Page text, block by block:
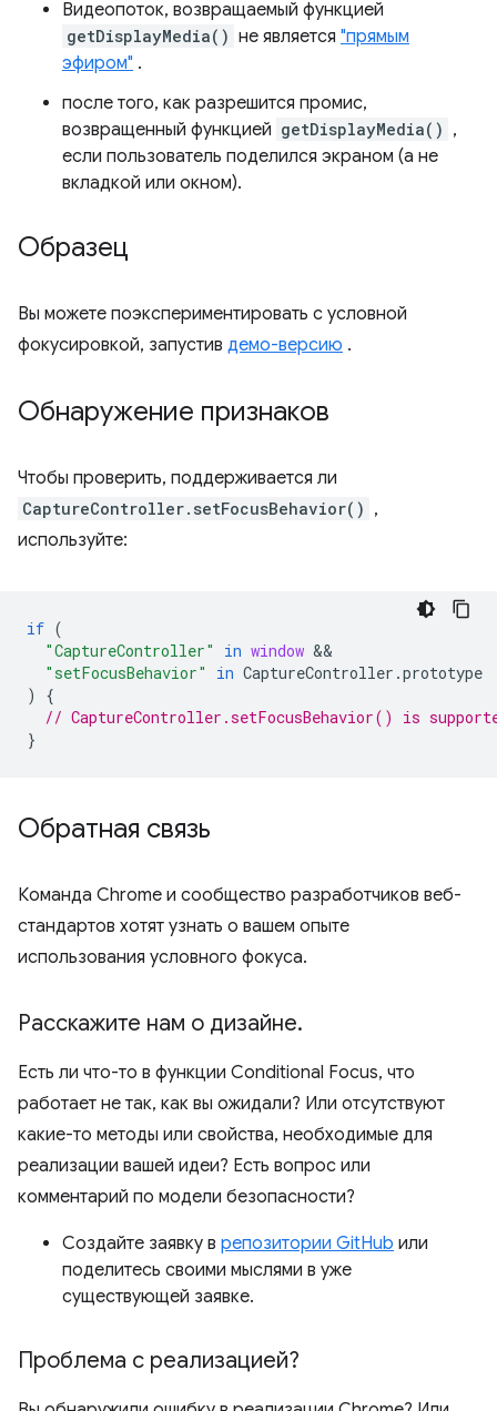
Видеопоток, возвращаемый функцией
getDisplayMedia() не является "прямым
эфиром" .
после того, как разрешится промис,
возвращенный функцией getDisplayMedia() ,
если пользователь поделился экраном (а не
вкладкой или окном).
Образец
Вы можете поэкспериментировать с условной
фокусировкой, запустив демо-версию .
Обнаружение признаков
Чтобы проверить, поддерживается ли
CaptureController.setFocusBehavior() ,
используйте:
if (
"CaptureController"
in window
"setFocusBehavior"
in CaptureController .prototype
)
{
// CaptureController.setFocusBehavior() is
}
Обратная связь
Команда Chrome и сообщество разработчиков веб-
стандартов хотят узнать о вашем опыте
использования условного фокуса.
Расскажите нам о дизайне.
Есть ли что-то в функции Conditional Focus, что
работает не так, как вы ожидали? Или отсутствуют
какие-то методы или свойства, необходимые для
реализации вашей идеи? Есть вопрос или
комментарий по модели безопасности?
Создайте заявку в репозитории GitHub или
поделитесь своими мыслями в уже
существующей заявке.
Проблема с реализацией?